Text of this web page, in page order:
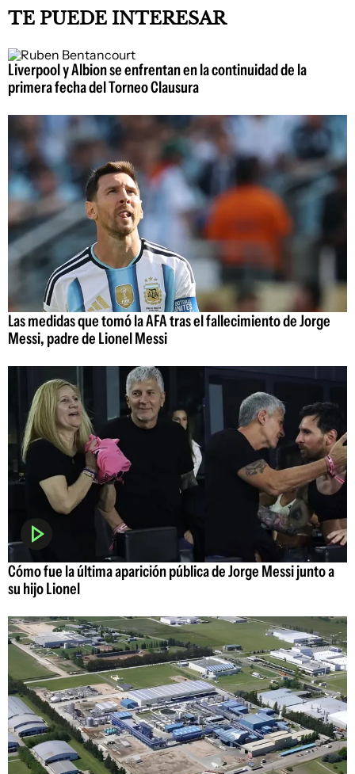
TE PUEDE INTERESAR
Liverpool y Albion se enfrentan en la continuidad de la
primera fecha del Torneo Clausura
Las medidas que tomó la AFA tras el fallecimiento de Jorge
Messi, padre de Lionel Messi
Cómo fue la última aparición pública de Jorge Messi junto a
su hijo Lionel